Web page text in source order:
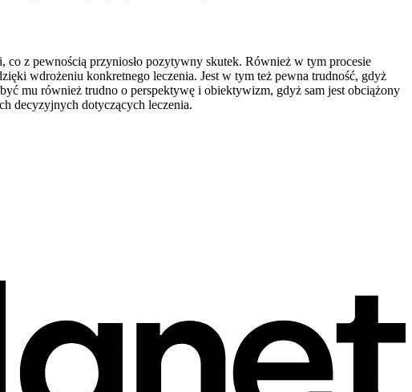
co z pewnością przyniosło pozytywny skutek. Również w tym procesie
wdrożeniu konkretnego leczenia. Jest w tym też pewna trudność, gdyż
mu również trudno o perspektywę i obiektywizm, gdyż sam jest obciążony
decyzyjnych dotyczących leczenia.